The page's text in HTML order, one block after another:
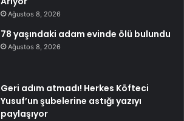
Ağustos 8, 2026
78 yaşındaki adam evinde ölü bulundu
Ağustos 8, 2026
Geri adım atmadı! Herkes Köfteci
Yusuf’un şubelerine astığı yazıyı
paylaşıyor